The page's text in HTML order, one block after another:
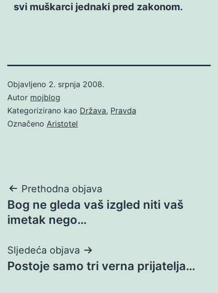
svi muškarci jednaki pred zakonom.
Objavljeno 2. srpnja 2008.
Autor mojblog
Kategorizirano kao Država, Pravda
Označeno Aristotel
Navigacija
objava
Prethodna objava
Bog ne gleda vaš izgled niti vaš
imetak nego…
Sljedeća objava
Postoje samo tri verna prijatelja…